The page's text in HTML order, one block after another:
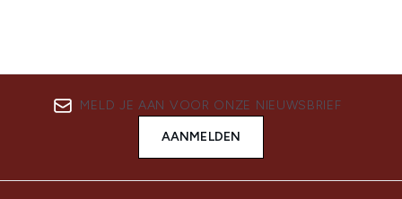
MELD JE AAN VOOR ONZE NIEUWSBRIEF
AANMELDEN